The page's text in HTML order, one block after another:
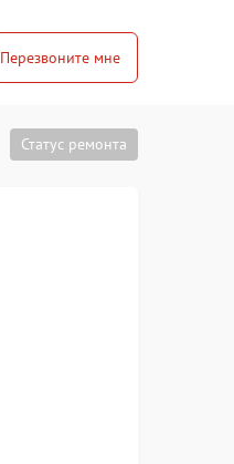
Перезвоните мне
Статус ремонта